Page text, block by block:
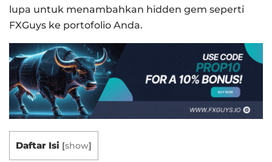
lupa untuk menambahkan hidden gem seperti
FXGuys ke portofolio Anda.
Daftar Isi [show]